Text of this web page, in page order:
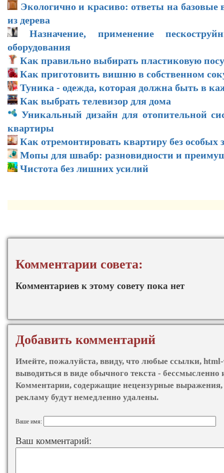
Экологично и красиво: ответы на базовые
из дерева
Назначение, применение
оборудования
Как правильно выбирать пластиковую
Как приготовить вишню в собственном
Туника - одежда, которая должна быть в
Как выбрать телевизор для дома
Уникальный дизайн для отопительной
квартиры
Как отремонтировать квартиру без особых
Мопы для швабр: разновидности и
Чистота без лишних усилий
Комментарии совета:
Комментариев к этому совету пока нет
Добавить комментарий
Имейте, пожалуйста, ввиду, что любые ссылки,
выводиться в виде обычного текста - бессмысленно
Комментарии, содержащие нецензурные
рекламу будут немедленно удалены.
Ваше имя:
Ваш комментарий: